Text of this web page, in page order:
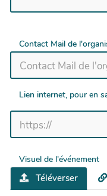
Contact Mail de
Lien internet, pour en
Visuel de l'événement
Téléverser